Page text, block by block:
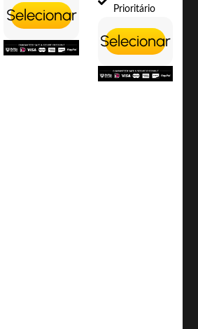
Selecionar
Prioritário
Selecionar